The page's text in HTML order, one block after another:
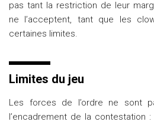
pas tant la restriction de leur
ne l’acceptent, tant que les
certaines limites.
Limites du jeu
Les forces de l’ordre ne sont
l’encadrement de la contestation